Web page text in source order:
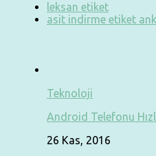
leksan etiket
asit indirme etiket
Teknoloji
Android Telefonu
26 Kas, 2016